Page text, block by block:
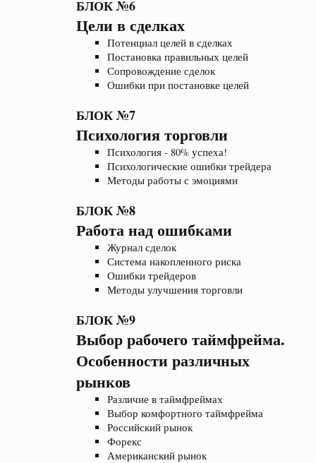
БЛОК №6
Цели в сделках
Потенциал целей в сделках
Постановка правильных целей
Сопровождение сделок
Ошибки при постановке целей
БЛОК №7
Психология торговли
Психология - 80% успеха!
Психологические ошибки трейдера
Методы работы с эмоциями
БЛОК №8
Работа над ошибками
Журнал сделок
Система накопленного риска
Ошибки трейдеров
Методы улучшения торговли
БЛОК №9
Выбор рабочего таймфрейма.
Особенности различных
рынков
Различие в таймфреймах
Выбор комфортного таймфрейма
Российский рынок
Форекс
Американский рынок